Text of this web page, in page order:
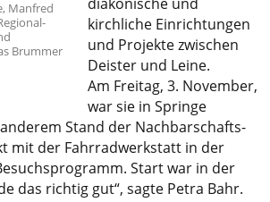
Manfred
Brummer
kirchliche Einrichtungen
und Projekte zwischen
Deister und Leine.
Am Freitag, 3. November,
war sie in Springe
Stand der Nachbarschafts-
mit der Fahrradwerkstatt in der
Start war in der
das richtig gut“, sagte Petra Bahr.